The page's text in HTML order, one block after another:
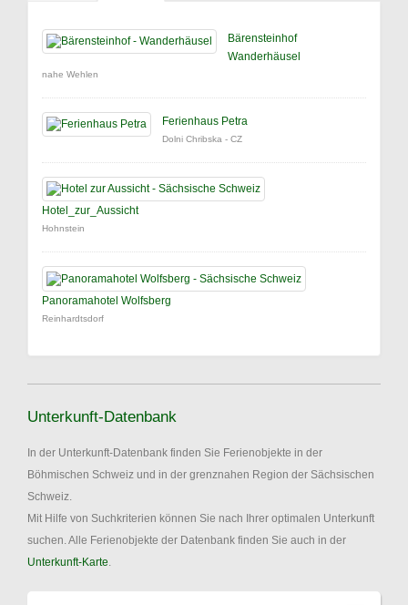
Bärensteinhof
Wanderhäusel
nahe Wehlen
Ferienhaus Petra
Dolni Chribska - CZ
Hotel_zur_Aussicht
Hohnstein
Panoramahotel Wolfsberg
Reinhardtsdorf
Unterkunft-Datenbank
In der Unterkunft-Datenbank finden Sie Ferienobjekte in der
Böhmischen Schweiz und in der grenznahen Region der Sächsischen
Schweiz.
Mit Hilfe von Suchkriterien können Sie nach Ihrer optimalen Unterkunft
suchen. Alle Ferienobjekte der Datenbank finden Sie auch in der
Unterkunft-Karte